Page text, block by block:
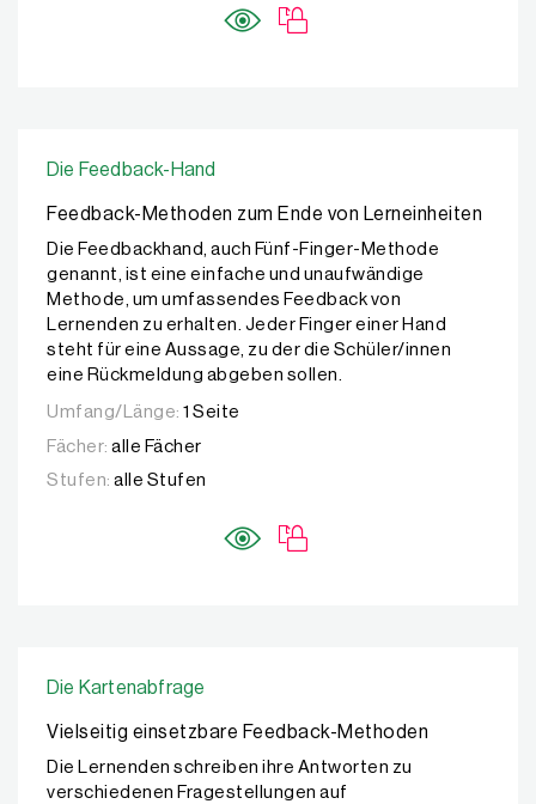
Die Feedback-Hand
Feedback-Methoden zum Ende von Lerneinheiten
Die Feedbackhand, auch Fünf-Finger-Methode
genannt, ist eine einfache und unaufwändige
Methode, um umfassendes Feedback von
Lernenden zu erhalten. Jeder Finger einer Hand
steht für eine Aussage, zu der die Schüler/innen
eine Rückmeldung abgeben sollen.
Umfang/Länge: 1 Seite
Fächer: alle Fächer
Stufen: alle Stufen
Die Kartenabfrage
Vielseitig einsetzbare Feedback-Methoden
Die Lernenden schreiben ihre Antworten zu
verschiedenen Fragestellungen auf